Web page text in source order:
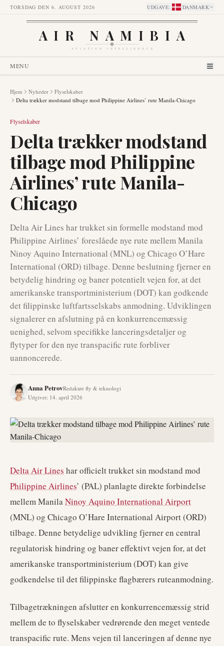
TORSDAG DEN 6. AUGUST 2026 UDGAVE: DANMARK
AIR NAMIBIA
AVIATION INTELLIGENCE
MENU
Hjem Nyheder
Flyselskaber
Delta trækker modstand tilbage mod Philippine Airlines’ rute Manila-Chicago
Flyselskaber
Delta trækker modstand
tilbage mod Philippine
Airlines’ rute Manila-
Chicago
Delta Air Lines har trukket sin formelle modstand mod
Philippine Airlines’ foreslåede nye rute mellem Manila
Ninoy Aquino International (MNL) og Chicago O’Hare
International (ORD) tilbage. Denne beslutning fjerner en
betydelig hindring og baner potentielt vejen for, at det
amerikanske transportministerium (DOT) kan godkende
det filippinske luftfartsselskabs anmodning. Udviklingen
signalerer en afslutning på en konkurrencemæssig
uenighed, selvom specifikke lanceringsdetaljer og
flytyper for den nye transpacific rute forbliver
uannoncerede.
Anna PetrovRedaktør fly & teknologi
Udgivet: 14. april 2026
Delta Air Lines har officielt trukket sin modstand mod
Philippine Airlines’ (PAL) planlagte direkte forbindelse
mellem ManilaNinoy Aquino International Airport
(MNL) og Chicago O’Hare International Airport (ORD)
tilbage. Denne betydelige udvikling fjerner en central
regulatorisk hindring og baner effektivt vejen for, at det
amerikanske transportministerium (DOT) kan give
godkendelse til det filippinske flagbærers ruteanmodning.
Tilbagetrækningen afslutter en konkurrencemæssig strid
mellem de to flyselskaber vedrørende den meget ventede
transpacific rute. Mens vejen til lanceringen af denne nye